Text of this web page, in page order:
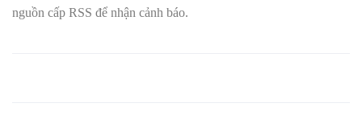
nguồn cấp RSS để nhận cảnh báo.